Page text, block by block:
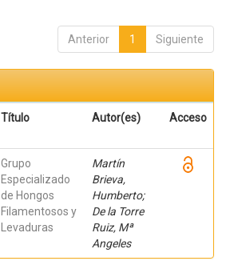
Anterior 1 Siguiente
Título Autor(es) Acceso
Grupo
Especializado
de Hongos
Filamentosos y
Levaduras
Martín
Brieva,
Humberto;
De la Torre
Ruiz, Mª
Angeles